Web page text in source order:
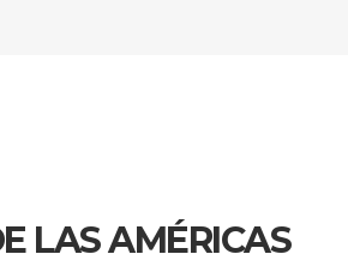
LAS AMÉRICAS